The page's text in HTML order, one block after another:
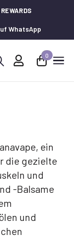
WhatsApp
0
ein
die gezielte
und
-Balsame
und